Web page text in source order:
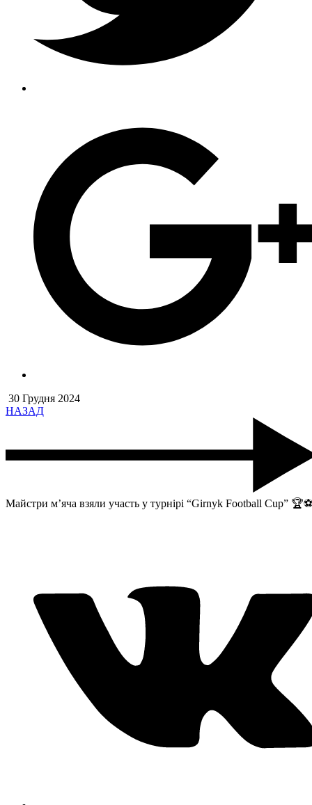
30 Грудня 2024
НАЗАД
Майстри м’яча взяли участь у турнірі “Girnyk Football Cup”